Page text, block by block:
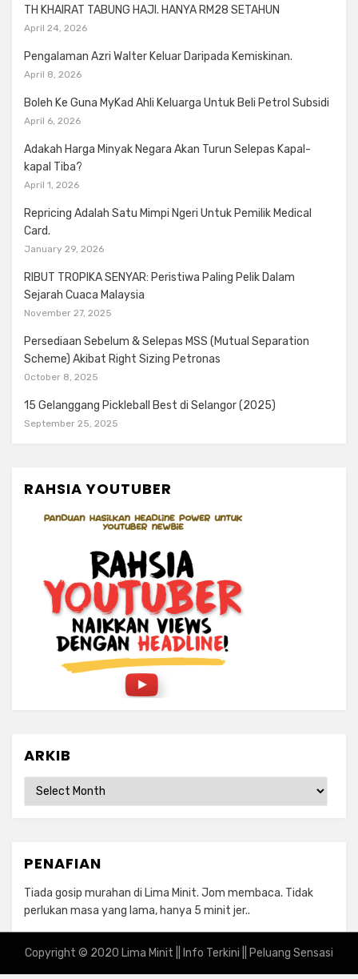
TH KHAIRAT TABUNG HAJI. HANYA RM28 SETAHUN
April 24, 2026
Pengalaman Azri Walter Keluar Daripada Kemiskinan.
April 8, 2026
Boleh Ke Guna MyKad Ahli Keluarga Untuk Beli Petrol Subsidi
April 6, 2026
Adakah Harga Minyak Negara Akan Turun Selepas Kapal-
kapal Tiba?
April 1, 2026
Repricing Adalah Satu Mimpi Ngeri Untuk Pemilik Medical
Card.
January 29, 2026
RIBUT TROPIKA SENYAR: Peristiwa Paling Pelik Dalam
Sejarah Cuaca Malaysia
November 27, 2025
Persediaan Sebelum & Selepas MSS (Mutual Separation
Scheme) Akibat Right Sizing Petronas
October 8, 2025
15 Gelanggang Pickleball Best di Selangor (2025)
September 25, 2025
RAHSIA YOUTUBER
ARKIB
ARKIB
PENAFIAN
Tiada gosip murahan di Lima Minit. Jom membaca. Tidak
perlukan masa yang lama, hanya 5 minit jer..
Copyright © 2020 Lima Minit || Info Terkini || Peluang Sensasi
Amphibious Theme byTemplatePocket ⋅Powered byWordPress